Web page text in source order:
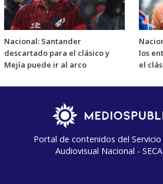
Nacional: Santander
descartado para el clásico y
Mejía puede ir al arco
los
el
Portal de contenidos del
Audiovisual Nacional -